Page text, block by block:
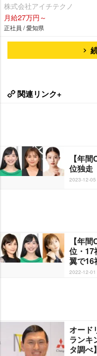
株式会社アイチテクノ
月給27万円～
正社員 / 愛知県
関連リンク+
【年
位独走
2023-12-05
【年
位・
翼で16
2022-12-01
オード
ランキ
タ調べ】